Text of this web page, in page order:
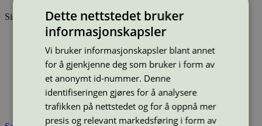
Sist oppdatert19 des 2025
Type: Konferansested uten overnatting
Lisensnummer: 3110 0006
Miljømerke: Svanemerket
Merkevare:
Visit Linköping
Merkevare nettside:
Lisensinnehaver: Linköping Konsert & Kongress
Tilgjengelig i: Sverige
Dette nettstedet bruker
informasjonskapsler
Vi bruker informasjonskapsler blant annet
for å gjenkjenne deg som bruker i form av
et anonymt id-nummer. Denne
identifiseringen gjøres for å analysere
trafikken på nettstedet og for å oppnå mer
presis og relevant markedsføring i form av